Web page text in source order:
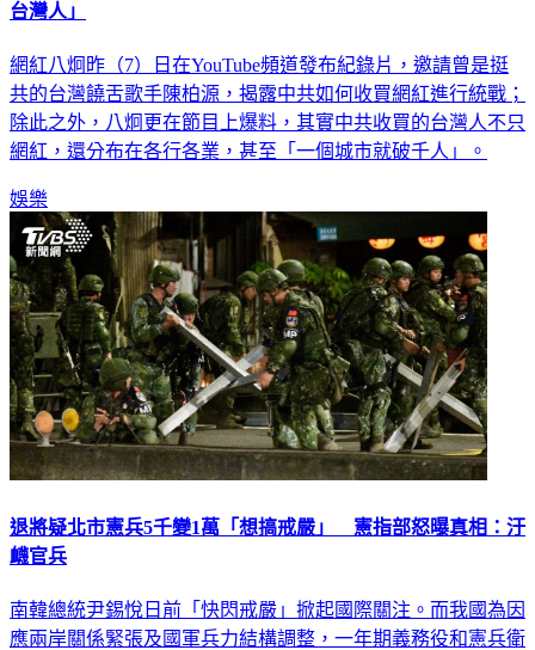
台灣人」
網紅八炯昨（7）日在YouTube頻道發布紀錄片，邀請曾是挺
共的台灣饒舌歌手陳柏源，揭露中共如何收買網紅進行統戰；
除此之外，八炯更在節目上爆料，其實中共收買的台灣人不只
網紅，還分布在各行各業，甚至「一個城市就破千人」。
娛樂
退將疑北市憲兵5千變1萬「想搞戒嚴」 憲指部怒曝真相：汙
衊官兵
南韓總統尹錫悅日前「快閃戒嚴」掀起國際關注。而我國為因
應兩岸關係緊張及國軍兵力結構調整，一年期義務役和憲兵衛